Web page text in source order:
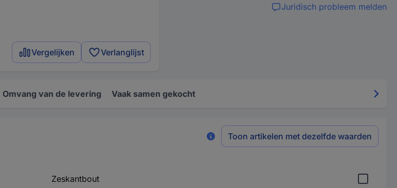
Vergelijken Verlanglijst
Juridisch probleem melden
Omvang van de levering Vaak samen gekocht
Toon artikelen met dezelfde waarden
Zeskantbout